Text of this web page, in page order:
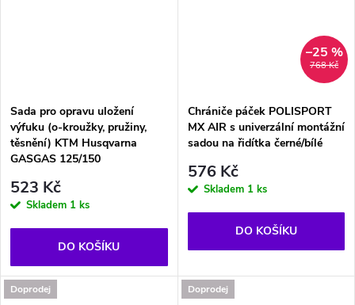
Sada pro opravu uložení
výfuku (o-kroužky, pružiny,
těsnění) KTM Husqvarna
GASGAS 125/150
523 Kč
Skladem 1 ks
DO KOŠÍKU
768 Kč
–25 %
Chrániče páček POLISPORT
MX AIR s univerzální montážní
sadou na řidítka černé/bílé
576 Kč
Skladem 1 ks
DO KOŠÍKU
Doprodej Doprodej